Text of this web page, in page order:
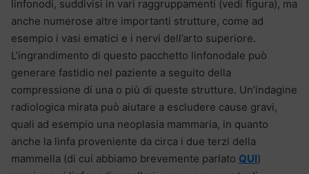
linfonodi, suddivisi in vari raggruppamenti (vedi figura), ma
anche numerose altre importanti strutture, come ad
esempio i vasi ematici e i nervi dell’arto superiore.
L’ingrandimento di questo pacchetto linfonodale può
generare fastidio nel paziente a seguito della
compressione di una o più di queste strutture. Un’indagine
radiologica mirata può aiutare a escludere cause gravi,
quali ad esempio una neoplasia mammaria, in quanto
anche la linfa proveniente da circa i due terzi della
mammella (di cui abbiamo brevemente parlato QUI)